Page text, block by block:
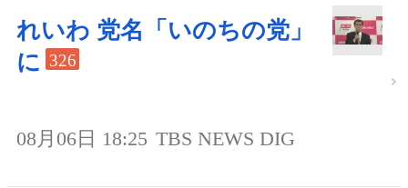
れいわ 党名「いのちの党」
に 326
08月06日 18:25 TBS NEWS DIG